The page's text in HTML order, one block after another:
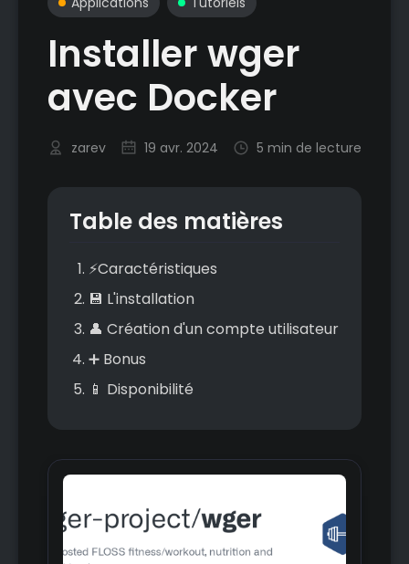
Installer wger
avec Docker
zarev 19 avr. 2024 5 min de lecture
Table des matières
⚡Caractéristiques
💾 L'installation
👤 Création d'un compte utilisateur
➕ Bonus
📱 Disponibilité